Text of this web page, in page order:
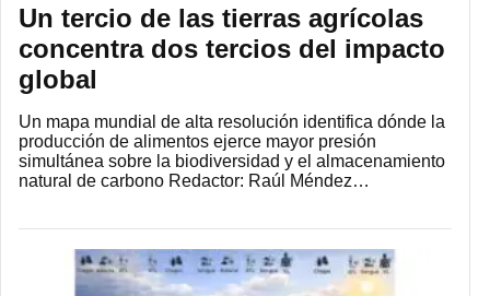
Un tercio de las tierras agrícolas
concentra dos tercios del impacto
global
Un mapa mundial de alta resolución identifica dónde la
producción de alimentos ejerce mayor presión
simultánea sobre la biodiversidad y el almacenamiento
natural de carbono Redactor: Raúl Méndez…